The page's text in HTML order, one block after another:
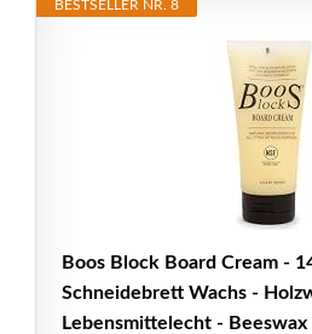
BESTSELLER NR. 8
Boos Block Board Cream -
Schneidebrett Wachs -
Lebensmittelecht - Beeswax